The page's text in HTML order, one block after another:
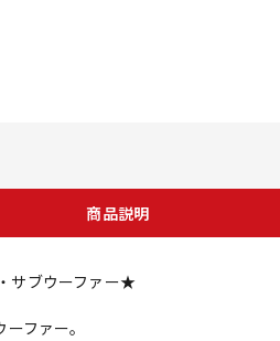
商品説明
サブウーファー★
ファー。